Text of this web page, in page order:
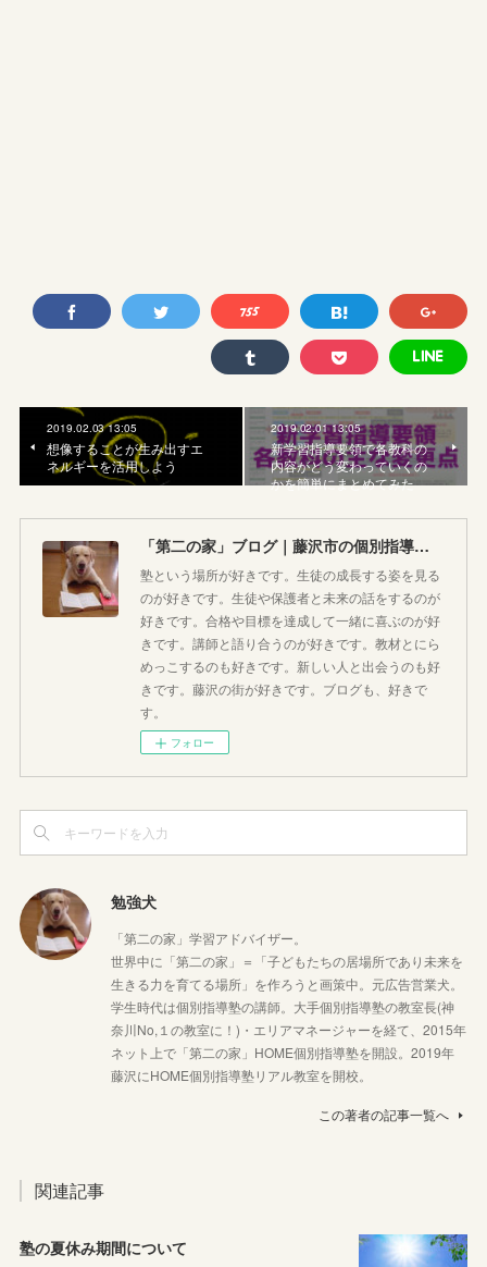
2019.02.03 13:05
想像することが生み出すエ
ネルギーを活用しよう
2019.02.01 13:05
新学習指導要領で各教科の
内容がどう変わっていくの
かを簡単にまとめてみた
「第二の家」ブログ｜藤沢市の個別指導塾のお話
塾という場所が好きです。生徒の成長する姿を見る
のが好きです。生徒や保護者と未来の話をするのが
好きです。合格や目標を達成して一緒に喜ぶのが好
きです。講師と語り合うのが好きです。教材とにら
めっこするのも好きです。新しい人と出会うのも好
きです。藤沢の街が好きです。ブログも、好きで
す。
フォロー
勉強犬
「第二の家」学習アドバイザー。
世界中に「第二の家」＝「子どもたちの居場所であり未来を
生きる力を育てる場所」を作ろうと画策中。元広告営業犬。
学生時代は個別指導塾の講師。大手個別指導塾の教室長(神
奈川No,１の教室に！)・エリアマネージャーを経て、2015年
ネット上で「第二の家」HOME個別指導塾を開設。2019年
藤沢にHOME個別指導塾リアル教室を開校。
この著者の記事一覧へ
関連記事
塾の夏休み期間について